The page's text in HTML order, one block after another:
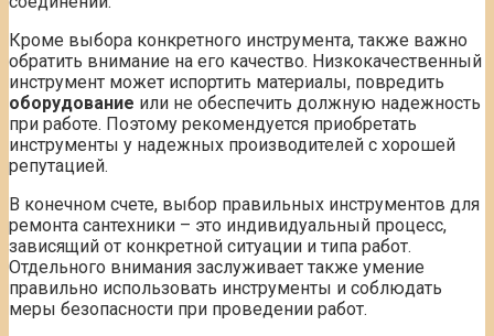
Кроме выбора конкретного инструмента, также важно
обратить внимание на его качество. Низкокачественный
инструмент может испортить материалы, повредить
оборудование или не обеспечить должную надежность
при работе. Поэтому рекомендуется приобретать
инструменты у надежных производителей с хорошей
репутацией.
В конечном счете, выбор правильных инструментов для
ремонта сантехники – это индивидуальный процесс,
зависящий от конкретной ситуации и типа работ.
Отдельного внимания заслуживает также умение
правильно использовать инструменты и соблюдать
меры безопасности при проведении работ.